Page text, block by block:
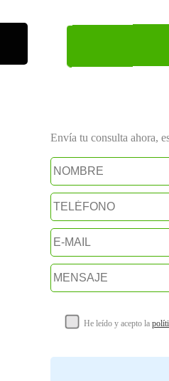
Envía tu consulta ahora,
He leído y acepto la